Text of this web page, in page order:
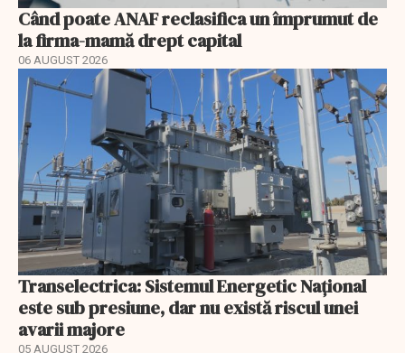
Când poate ANAF reclasifica un împrumut de
la firma-mamă drept capital
06 AUGUST 2026
Transelectrica: Sistemul Energetic Național
este sub presiune, dar nu există riscul unei
avarii majore
05 AUGUST 2026